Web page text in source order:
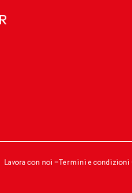
Lavora con noi –Termini e condizioni